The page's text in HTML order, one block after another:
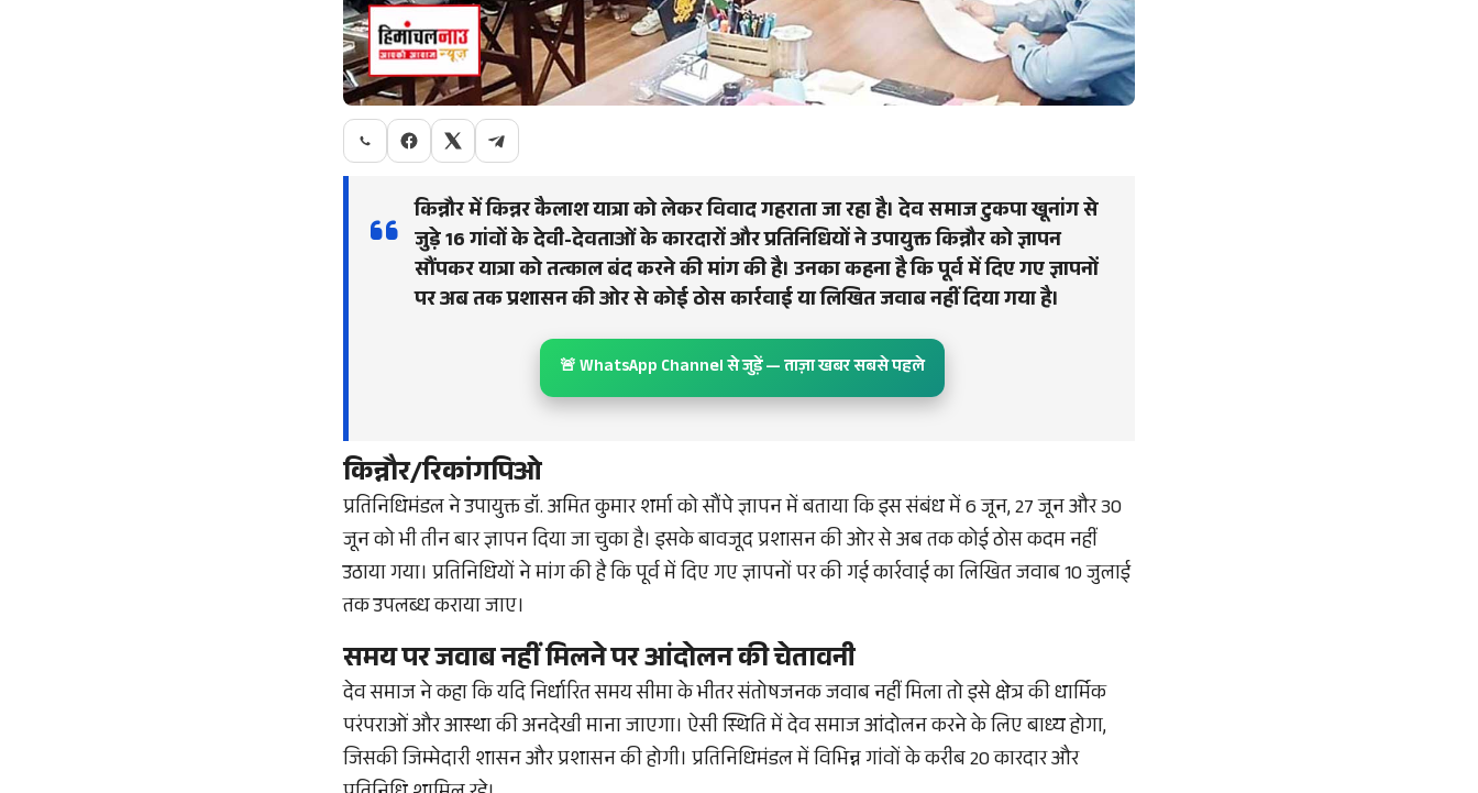
किन्नौर में किन्नर कैलाश यात्रा को लेकर विवाद गहराता जा रहा है। देव समाज टुकपा खूनांग से
जुड़े 16 गांवों के देवी-देवताओं के कारदारों और प्रतिनिधियों ने उपायुक्त किन्नौर को ज्ञापन
सौंपकर यात्रा को तत्काल बंद करने की मांग की है। उनका कहना है कि पूर्व में दिए गए ज्ञापनों
पर अब तक प्रशासन की ओर से कोई ठोस कार्रवाई या लिखित जवाब नहीं दिया गया है।
🚨 WhatsApp Channel से जुड़ें — ताज़ा खबर सबसे पहले
किन्नौर/रिकांगपिओ
प्रतिनिधिमंडल ने उपायुक्त डॉ. अमित कुमार शर्मा को सौंपे ज्ञापन में बताया कि इस संबंध में 6 जून, 27 जून और 30
जून को भी तीन बार ज्ञापन दिया जा चुका है। इसके बावजूद प्रशासन की ओर से अब तक कोई ठोस कदम नहीं
उठाया गया। प्रतिनिधियों ने मांग की है कि पूर्व में दिए गए ज्ञापनों पर की गई कार्रवाई का लिखित जवाब 10 जुलाई
तक उपलब्ध कराया जाए।
समय पर जवाब नहीं मिलने पर आंदोलन की चेतावनी
देव समाज ने कहा कि यदि निर्धारित समय सीमा के भीतर संतोषजनक जवाब नहीं मिला तो इसे क्षेत्र की धार्मिक
परंपराओं और आस्था की अनदेखी माना जाएगा। ऐसी स्थिति में देव समाज आंदोलन करने के लिए बाध्य होगा,
जिसकी जिम्मेदारी शासन और प्रशासन की होगी। प्रतिनिधिमंडल में विभिन्न गांवों के करीब 20 कारदार और